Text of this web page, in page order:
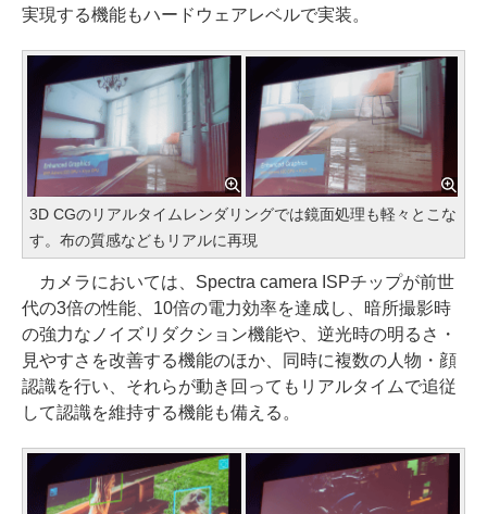
実現する機能もハードウェアレベルで実装。
3D CGのリアルタイムレンダリングでは鏡面処理も軽々とこな
す。布の質感などもリアルに再現
カメラにおいては、Spectra camera ISPチップが前世
代の3倍の性能、10倍の電力効率を達成し、暗所撮影時
の強力なノイズリダクション機能や、逆光時の明るさ・
見やすさを改善する機能のほか、同時に複数の人物・顔
認識を行い、それらが動き回ってもリアルタイムで追従
して認識を維持する機能も備える。